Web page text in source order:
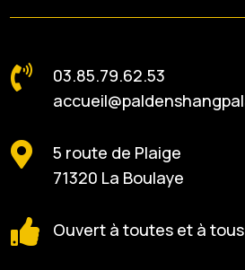

03.85.79.62.53

5 route de Plaige
71320 La Boulaye
 Ouvert à toutes et à tous